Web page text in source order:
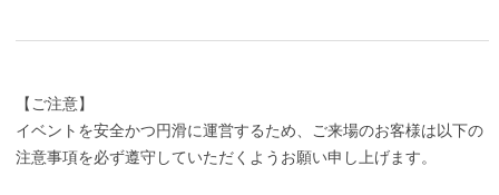
【ご注意】
イベントを安全かつ円滑に運営するため、ご来場のお客様は以下の
注意事項を必ず遵守していただくようお願い申し上げます。